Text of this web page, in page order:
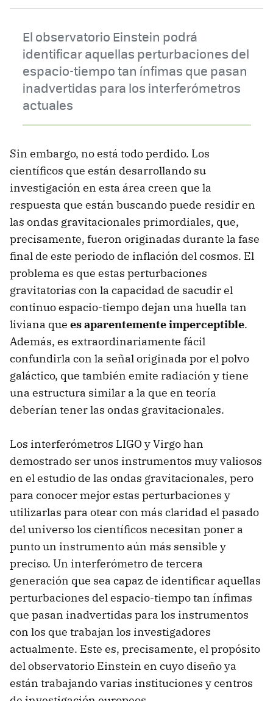
El observatorio Einstein podrá
identificar aquellas perturbaciones del
espacio-tiempo tan ínfimas que pasan
inadvertidas para los interferómetros
actuales
Sin embargo, no está todo perdido. Los
científicos que están desarrollando su
investigación en esta área creen que la
respuesta que están buscando puede residir en
las ondas gravitacionales primordiales, que,
precisamente, fueron originadas durante la fase
final de este periodo de inflación del cosmos. El
problema es que estas perturbaciones
gravitatorias con la capacidad de sacudir el
continuo espacio-tiempo dejan una huella tan
liviana que es aparentemente imperceptible.
Además, es extraordinariamente fácil
confundirla con la señal originada por el polvo
galáctico, que también emite radiación y tiene
una estructura similar a la que en teoría
deberían tener las ondas gravitacionales.
Los interferómetros LIGO y Virgo han
demostrado ser unos instrumentos muy valiosos
en el estudio de las ondas gravitacionales, pero
para conocer mejor estas perturbaciones y
utilizarlas para otear con más claridad el pasado
del universo los científicos necesitan poner a
punto un instrumento aún más sensible y
preciso. Un interferómetro de tercera
generación que sea capaz de identificar aquellas
perturbaciones del espacio-tiempo tan ínfimas
que pasan inadvertidas para los instrumentos
con los que trabajan los investigadores
actualmente. Este es, precisamente, el propósito
del observatorio Einstein en cuyo diseño ya
están trabajando varias instituciones y centros